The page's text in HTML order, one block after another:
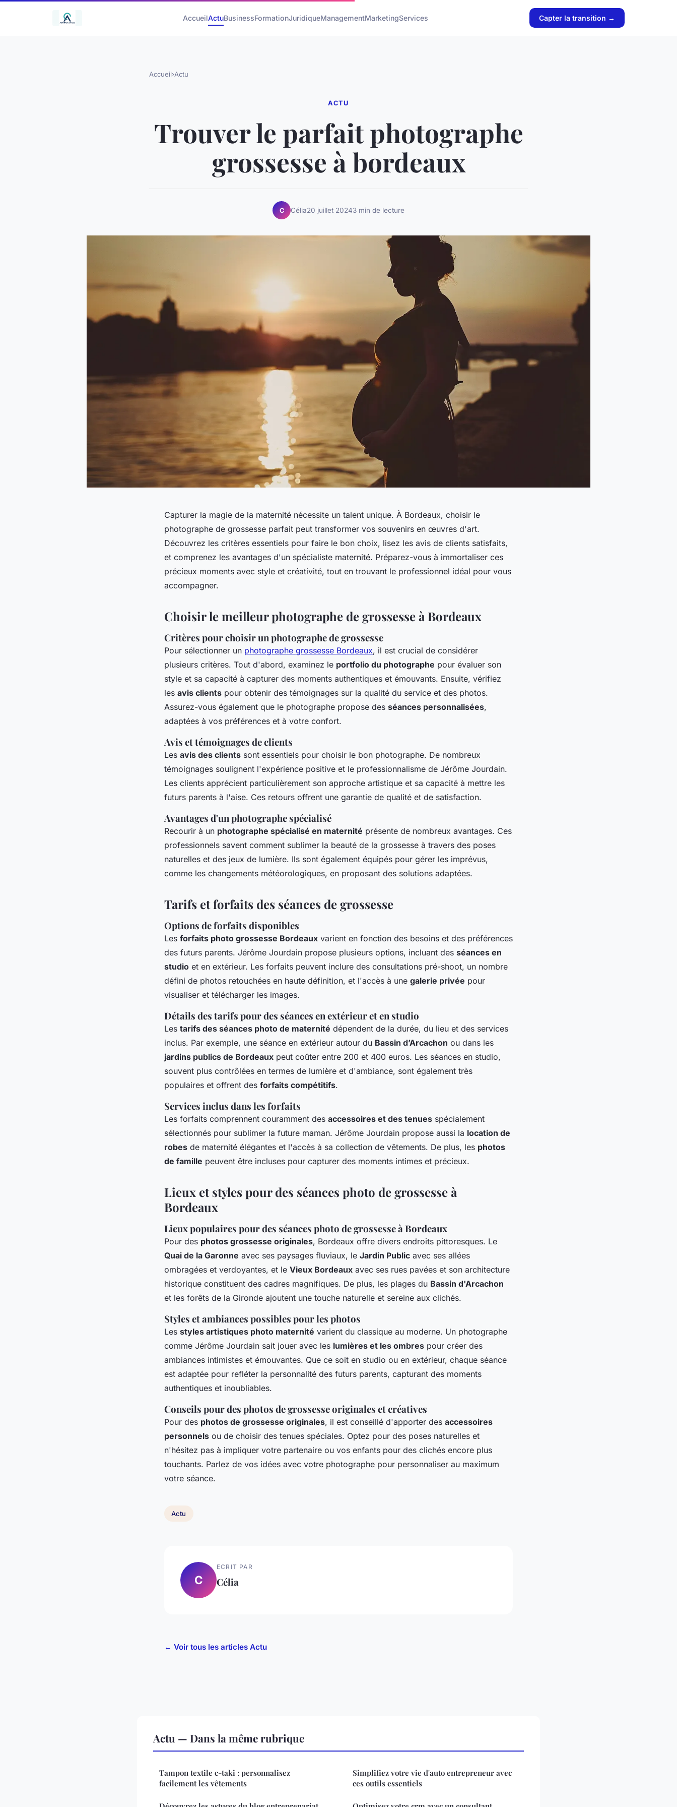
AccueilActuBusinessFormationJuridiqueManagementMarketingServices Capter la transition →
Accueil›Actu
ACTU
Trouver le parfait photographe
grossesse à bordeaux
C Célia20 juillet 20243 min de lecture
Capturer la magie de la maternité nécessite un talent unique. À Bordeaux, choisir le
photographe de grossesse parfait peut transformer vos souvenirs en œuvres d'art.
Découvrez les critères essentiels pour faire le bon choix, lisez les avis de clients satisfaits,
et comprenez les avantages d'un spécialiste maternité. Préparez-vous à immortaliser ces
précieux moments avec style et créativité, tout en trouvant le professionnel idéal pour vous
accompagner.
Choisir le meilleur photographe de grossesse à Bordeaux
Critères pour choisir un photographe de grossesse
Pour sélectionner un photographe grossesse Bordeaux, il est crucial de considérer
plusieurs critères. Tout d'abord, examinez le portfolio du photographe pour évaluer son
style et sa capacité à capturer des moments authentiques et émouvants. Ensuite, vérifiez
les avis clients pour obtenir des témoignages sur la qualité du service et des photos.
Assurez-vous également que le photographe propose des séances personnalisées,
adaptées à vos préférences et à votre confort.
Avis et témoignages de clients
Les avis des clients sont essentiels pour choisir le bon photographe. De nombreux
témoignages soulignent l'expérience positive et le professionnalisme de Jérôme Jourdain.
Les clients apprécient particulièrement son approche artistique et sa capacité à mettre les
futurs parents à l'aise. Ces retours offrent une garantie de qualité et de satisfaction.
Avantages d'un photographe spécialisé
Recourir à un photographe spécialisé en maternité présente de nombreux avantages. Ces
professionnels savent comment sublimer la beauté de la grossesse à travers des poses
naturelles et des jeux de lumière. Ils sont également équipés pour gérer les imprévus,
comme les changements météorologiques, en proposant des solutions adaptées.
Tarifs et forfaits des séances de grossesse
Options de forfaits disponibles
Les forfaits photo grossesse Bordeaux varient en fonction des besoins et des préférences
des futurs parents. Jérôme Jourdain propose plusieurs options, incluant des séances en
studio et en extérieur. Les forfaits peuvent inclure des consultations pré-shoot, un nombre
défini de photos retouchées en haute définition, et l'accès à une galerie privée pour
visualiser et télécharger les images.
Détails des tarifs pour des séances en extérieur et en studio
Les tarifs des séances photo de maternité dépendent de la durée, du lieu et des services
inclus. Par exemple, une séance en extérieur autour du Bassin d’Arcachon ou dans les
jardins publics de Bordeaux peut coûter entre 200 et 400 euros. Les séances en studio,
souvent plus contrôlées en termes de lumière et d'ambiance, sont également très
populaires et offrent des forfaits compétitifs.
Services inclus dans les forfaits
Les forfaits comprennent couramment des accessoires et des tenues spécialement
sélectionnés pour sublimer la future maman. Jérôme Jourdain propose aussi la location de
robes de maternité élégantes et l'accès à sa collection de vêtements. De plus, les photos
de famille peuvent être incluses pour capturer des moments intimes et précieux.
Lieux et styles pour des séances photo de grossesse à
Bordeaux
Lieux populaires pour des séances photo de grossesse à Bordeaux
Pour des photos grossesse originales, Bordeaux offre divers endroits pittoresques. Le
Quai de la Garonne avec ses paysages fluviaux, le Jardin Public avec ses allées
ombragées et verdoyantes, et le Vieux Bordeaux avec ses rues pavées et son architecture
historique constituent des cadres magnifiques. De plus, les plages du Bassin d'Arcachon
et les forêts de la Gironde ajoutent une touche naturelle et sereine aux clichés.
Styles et ambiances possibles pour les photos
Les styles artistiques photo maternité varient du classique au moderne. Un photographe
comme Jérôme Jourdain sait jouer avec les lumières et les ombres pour créer des
ambiances intimistes et émouvantes. Que ce soit en studio ou en extérieur, chaque séance
est adaptée pour refléter la personnalité des futurs parents, capturant des moments
authentiques et inoubliables.
Conseils pour des photos de grossesse originales et créatives
Pour des photos de grossesse originales, il est conseillé d'apporter des accessoires
personnels ou de choisir des tenues spéciales. Optez pour des poses naturelles et
n'hésitez pas à impliquer votre partenaire ou vos enfants pour des clichés encore plus
touchants. Parlez de vos idées avec votre photographe pour personnaliser au maximum
votre séance.
Actu
C
ECRIT PAR
Célia
← Voir tous les articles Actu
Actu — Dans la même rubrique
Tampon textile c-taki : personnalisez
facilement les vêtements
Simplifiez votre vie d'auto entrepreneur avec
ces outils essentiels